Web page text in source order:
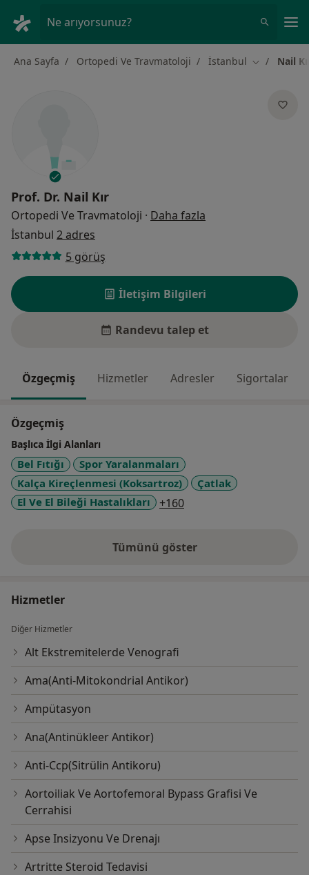
Ne arıyorsunuz?
Ana Sayfa Ortopedi Ve Travmatoloji İstanbul ŞehirNail
Prof. Dr. Nail Kır
Ortopedi Ve Travmatoloji · Daha fazla
İstanbul 2 adres
5 görüş
İletişim Bilgileri
Randevu talep et
Özgeçmiş Hizmetler Adresler Sigortalar
Özgeçmiş
Başlıca İlgi Alanları
Bel Fıtığı
Spor Yaralanmaları
Kalça Kireçlenmesi (Koksartroz)
Çatlak
El Ve El Bileği Hastalıkları
+160a11y_sr_more_diseases
Tümünü gösterdeneyim hakkında
Hizmetler
Diğer Hizmetler
Alt Ekstremitelerde Venografi
Ama(Anti-Mitokondrial Antikor)
Ampütasyon
Ana(Antinükleer Antikor)
Anti-Ccp(Sitrülin Antikoru)
Aortoiliak Ve Aortofemoral Bypass Grafisi Ve
Cerrahisi
Apse Insizyonu Ve Drenajı
Artritte Steroid Tedavisi